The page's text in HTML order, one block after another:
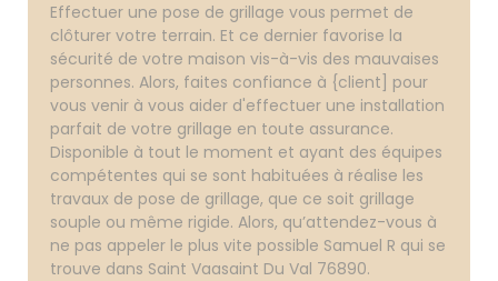
Effectuer une pose de grillage vous permet de
clôturer votre terrain. Et ce dernier favorise la
sécurité de votre maison vis-à-vis des mauvaises
personnes. Alors, faites confiance à {client] pour
vous venir à vous aider d'effectuer une installation
parfait de votre grillage en toute assurance.
Disponible à tout le moment et ayant des équipes
compétentes qui se sont habituées à réalise les
travaux de pose de grillage, que ce soit grillage
souple ou même rigide. Alors, qu’attendez-vous à
ne pas appeler le plus vite possible Samuel R qui se
trouve dans Saint Vaasaint Du Val 76890.